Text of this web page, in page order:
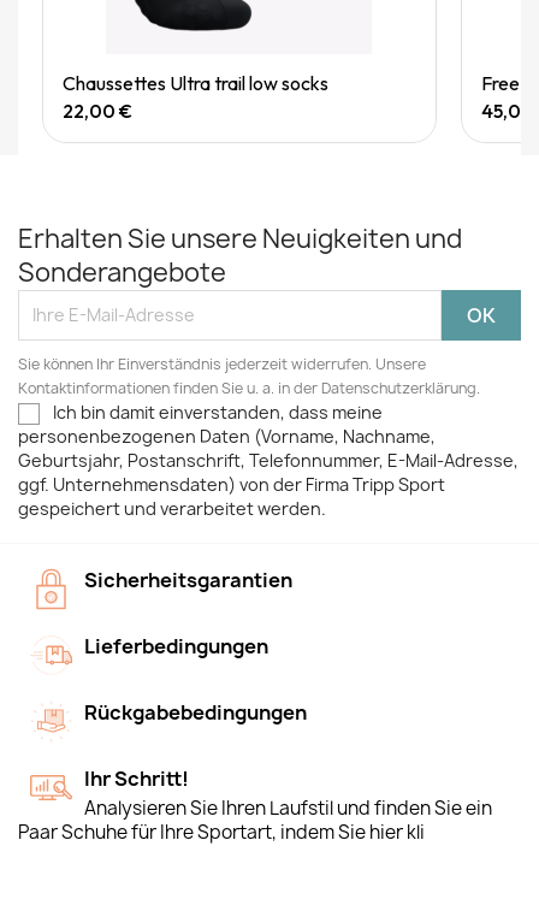
Quick View
Chaussettes Ultra trail low socks
22,00 €
Free
45,00
Erhalten Sie unsere Neuigkeiten und
Sonderangebote
Sie können Ihr Einverständnis jederzeit widerrufen. Unsere
Kontaktinformationen finden Sie u. a. in der Datenschutzerklärung.
Ich bin damit einverstanden, dass meine
personenbezogenen Daten (Vorname, Nachname,
Geburtsjahr, Postanschrift, Telefonnummer, E-Mail-Adresse,
ggf. Unternehmensdaten) von der Firma Tripp Sport
gespeichert und verarbeitet werden.
Sicherheitsgarantien
Lieferbedingungen
Rückgabebedingungen
Ihr Schritt!
Analysieren Sie Ihren Laufstil und finden Sie ein
Paar Schuhe für Ihre Sportart, indem Sie hier kli